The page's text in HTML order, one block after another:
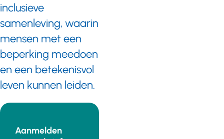
inclusieve
samenleving, waarin
mensen met een
beperking meedoen
en een betekenisvol
leven kunnen leiden.
Aanmelden